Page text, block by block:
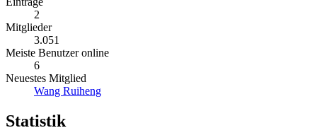
2
Mitglieder
3.051
Meiste Benutzer online
6
Neuestes Mitglied
Wang Ruiheng
Statistik